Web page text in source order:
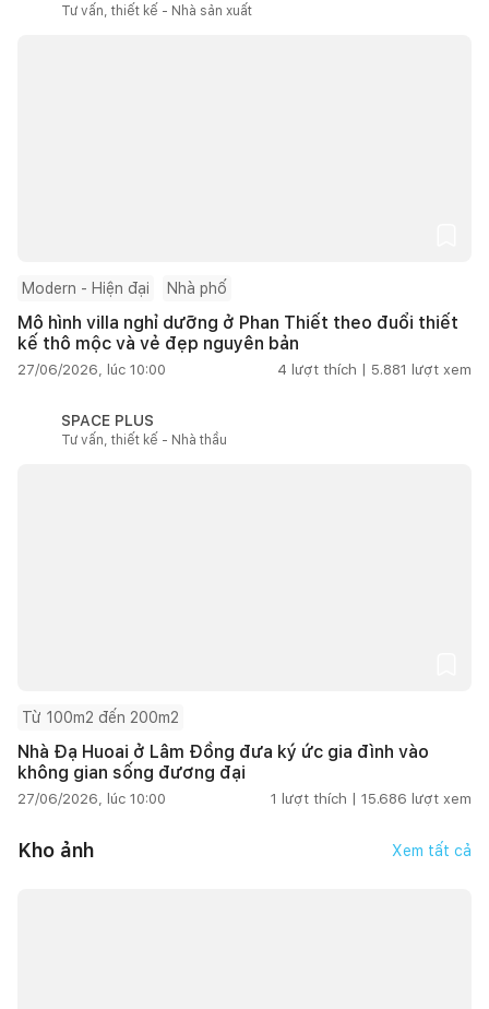
Tư vấn, thiết kế - Nhà sản xuất
Modern - Hiện đại Nhà phố
Mô hình villa nghỉ dưỡng ở Phan Thiết theo đuổi thiết
kế thô mộc và vẻ đẹp nguyên bản
27/06/2026, lúc 10:00 4 lượt thích | 5.881 lượt xem
SPACE PLUS
Tư vấn, thiết kế - Nhà thầu
Từ 100m2 đến 200m2
Nhà Đạ Huoai ở Lâm Đồng đưa ký ức gia đình vào
không gian sống đương đại
27/06/2026, lúc 10:00 1 lượt thích | 15.686 lượt xem
Kho ảnh Xem tất cả